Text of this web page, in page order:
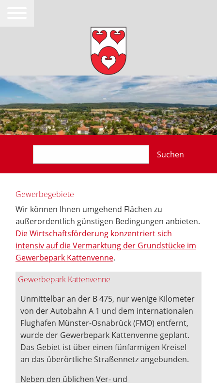
Suchen
Gewerbegebiete
Wir können Ihnen umgehend Flächen zu
außerordentlich günstigen Bedingungen anbieten.
Die Wirtschaftsförderung konzentriert sich
intensiv auf die Vermarktung der Grundstücke im
Gewerbepark Kattenvenne.
Gewerbepark Kattenvenne
Unmittelbar an der B 475, nur wenige Kilometer
von der Autobahn A 1 und dem internationalen
Flughafen Münster-Osnabrück (FMO) entfernt,
wurde der Gewerbepark Kattenvenne geplant.
Das Gebiet ist über einen fünfarmigen Kreisel
an das überörtliche Straßennetz angebunden.
Neben den üblichen Ver- und